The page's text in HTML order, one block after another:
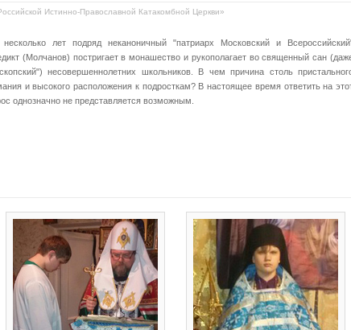
Истинно-Православной Катакомбной Церкви»
лет подряд неканоничный "патриарх Московский и
(Молчанов) постригает в монашество и рукополагает во священный сан
несовершеннолетних школьников. В чем причина столь
и высокого расположения к подросткам? В настоящее время ответить на
однозначно не представляется возможным.